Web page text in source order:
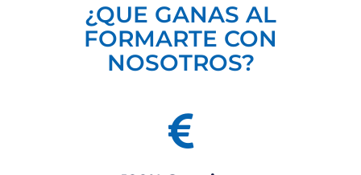
¿QUE GANAS AL
FORMARTE CON
NOSOTROS?